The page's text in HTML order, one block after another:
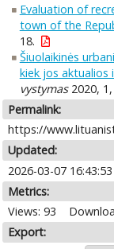
Evaluation of
town of the
18.
Šiuolaikinės
kiek jos aktualios
vystymas2020, 1,
Permalink:
https://
Updated:
2026-03-07 16:43:53
Metrics:
Views: 93
Export: